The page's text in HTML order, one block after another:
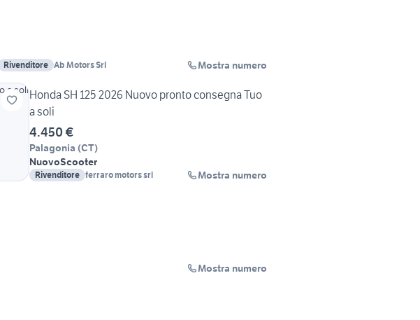
Rivenditore Ab Motors Srl Mostra numero
Honda SH 125 2026 Nuovo pronto consegna Tuo
a soli
4.450 €
Palagonia (CT)
NuovoScooter
Rivenditore ferraro motors srl Mostra numero
Mostra numero